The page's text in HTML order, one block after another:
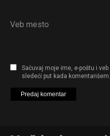
Veb mesto
Sačuvaj moje ime, e-poštu i
sledeći put kada komentarišem.